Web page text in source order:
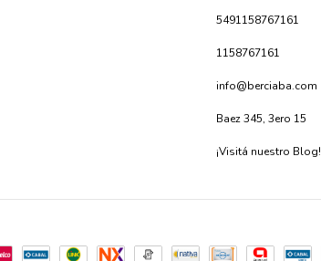
5491158767161
1158767161
info@berciaba.com
Baez 345, 3ero 15
¡Visitá nuestro Blog!